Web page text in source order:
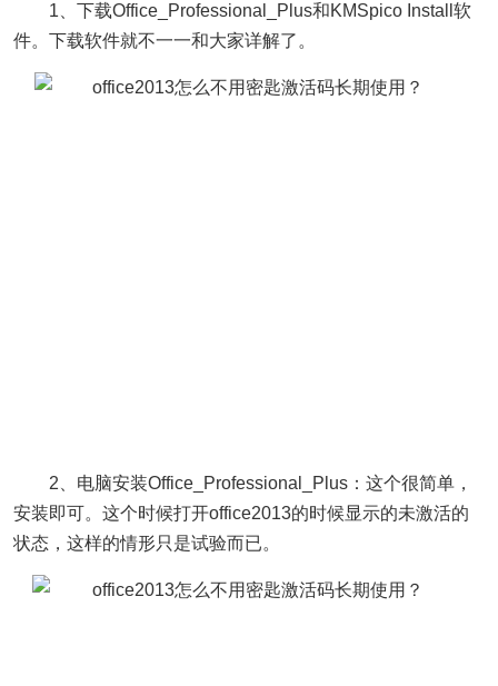
1、下载Office_Professional_Plus和KMSpico Install软
件。下载软件就不一一和大家详解了。
2、电脑安装Office_Professional_Plus：这个很简单，
安装即可。这个时候打开office2013的时候显示的未激活的
状态，这样的情形只是试验而已。